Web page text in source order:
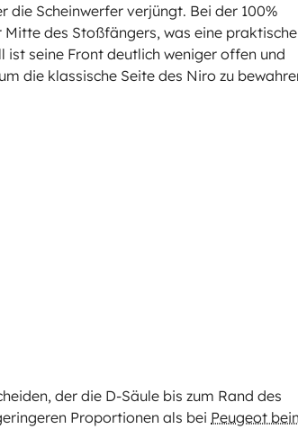
die Scheinwerfer verjüngt. Bei der 100%
des Stoßfängers, was eine
seine Front deutlich weniger offen und
die klassische Seite des Niro zu
der die D-Säule bis zum Rand des
Proportionen als bei Peugeot